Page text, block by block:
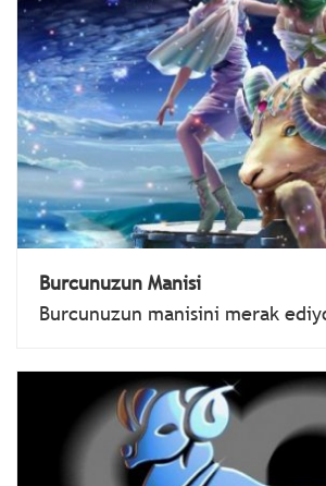
Burcunuzun Manisi
Burcunuzun manisini merak